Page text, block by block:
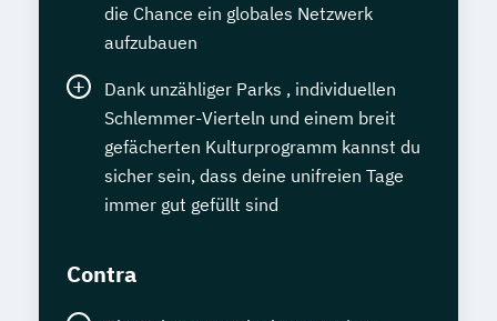
die Chance ein globales Netzwerk
aufzubauen
Dank unzähliger Parks , individuellen
Schlemmer-Vierteln und einem breit
gefächerten Kulturprogramm kannst du
sicher sein, dass deine unifreien Tage
immer gut gefüllt sind
Contra